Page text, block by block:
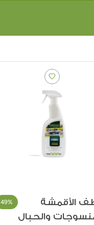
الأقمشة
والحبال
49%